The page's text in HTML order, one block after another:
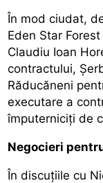
În mod ciudat,
Eden Star
Claudiu Ioan
contractului,
Răducăneni
executare a
împuterniciți de
Negocieri
În discuțiile cu